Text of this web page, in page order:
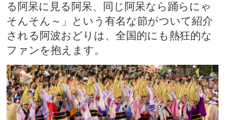
る阿呆に見る阿呆、同じ阿呆なら踊らにゃ
そんそん～」という有名な節がついて紹介
される阿波おどりは、全国的にも熱狂的な
ファンを抱えます。